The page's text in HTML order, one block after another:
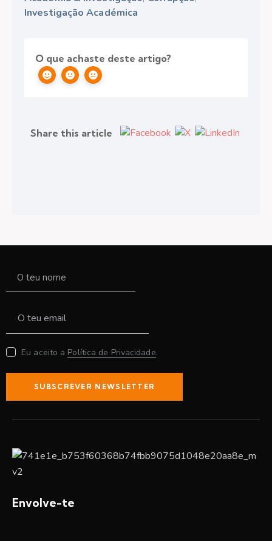
Investigação Académica
O que achaste deste artigo?
Share this article
Eu aceito a Política de Privacidade.
SUBSCREVER NEWSLETTER
Envolve-te